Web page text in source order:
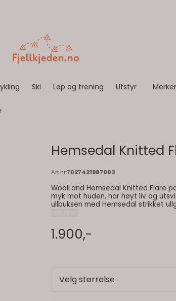
Ski Løp og trening Utstyr Merker
Hemsedal Knitted
Art.nr:7027421987003
WoolLand Hemsedal Knitted Flare
myk mot huden, har høyt liv og
ullbuksen med Hemsedal strikket
1.900,-
Velg størrelse